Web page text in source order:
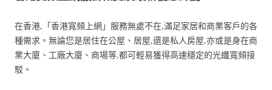
在香港,「香港寬頻上網」服務無處不在,滿足家居和商業客戶的各
種需求。無論您是居住在公屋、居屋,還是私人房屋,亦或是身在商
業大廈、工廠大廈、商場等,都可輕易獲得高速穩定的光纖寬頻接
駁。